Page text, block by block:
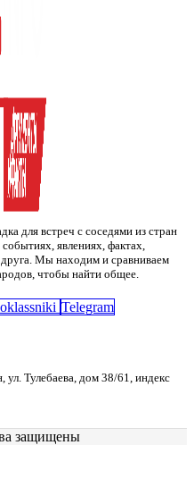
для встреч с соседями из стран
явлениях, фактах,
Мы находим и сравниваем
чтобы найти общее.
Telegram
Тулебаева, дом 38/61, индекс
защищены